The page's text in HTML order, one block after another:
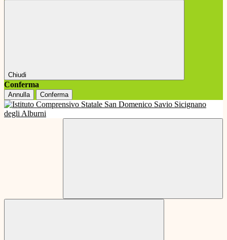
Chiudi
Conferma
Annulla Conferma